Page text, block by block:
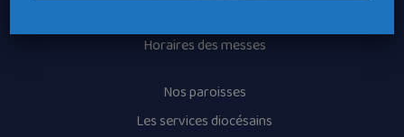
Horaires des messes
Nos paroisses
Les services diocésains